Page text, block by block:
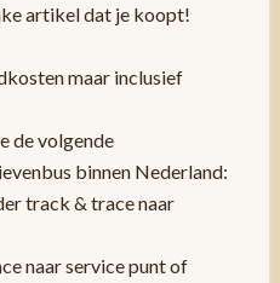
artikel dat je koopt!
maar inclusief
de volgende
binnen Nederland:
track & trace naar
naar service punt of